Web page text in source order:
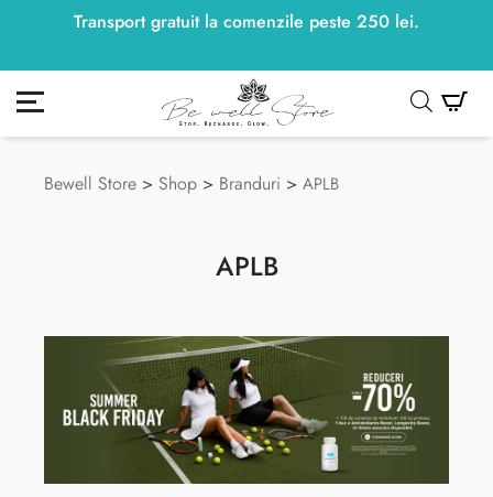
Transport gratuit la comenzile peste 250 lei.
250lei
meu
Bewell Store > Shop > Branduri > APLB
APLB